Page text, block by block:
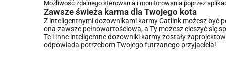
Możliwość zdalnego sterowania i monitorowania poprzez
Zawsze świeża karma dla Twojego kota
Z inteligentnymi dozownikami karmy Catlink możesz być
ona zawsze pełnowartościowa, a Ty możesz cieszyć się
Te i inne inteligentne dozowniki karmy zostały
odpowiada potrzebom Twojego futrzanego przyjaciela!